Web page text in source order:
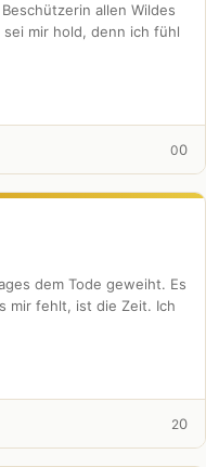
allen Wildes
mir hold, denn ich fühl
00
dem Tode geweiht. Es
mir fehlt, ist die Zeit. Ich
20